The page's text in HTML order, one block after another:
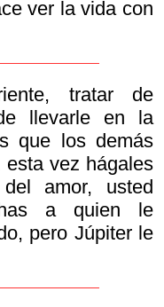
ver la vida con
tratar de
llevarle en la
que los demás
vez hágales
amor, usted
a quien le
pero Júpiter le